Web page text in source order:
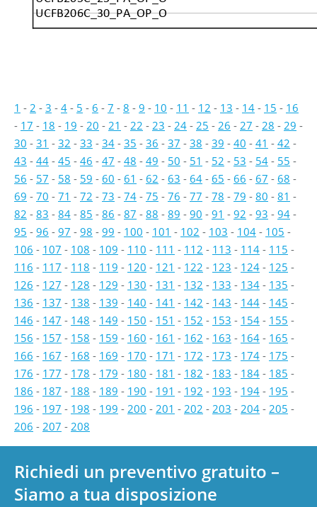
UCFB206C_30_PA_OP_O
1 - 2 - 3 - 4 - 5 - 6 - 7 - 8 - 9 - 10 - 11 - 12 - 13 - 14 - 15 - 16
- 17 - 18 - 19 - 20 - 21 - 22 - 23 - 24 - 25 - 26 - 27 - 28 - 29 -
30 - 31 - 32 - 33 - 34 - 35 - 36 - 37 - 38 - 39 - 40 - 41 - 42 -
43 - 44 - 45 - 46 - 47 - 48 - 49 - 50 - 51 - 52 - 53 - 54 - 55 -
56 - 57 - 58 - 59 - 60 - 61 - 62 - 63 - 64 - 65 - 66 - 67 - 68 -
69 - 70 - 71 - 72 - 73 - 74 - 75 - 76 - 77 - 78 - 79 - 80 - 81 -
82 - 83 - 84 - 85 - 86 - 87 - 88 - 89 - 90 - 91 - 92 - 93 - 94 -
95 - 96 - 97 - 98 - 99 - 100 - 101 - 102 - 103 - 104 - 105 -
106 - 107 - 108 - 109 - 110 - 111 - 112 - 113 - 114 - 115 -
116 - 117 - 118 - 119 - 120 - 121 - 122 - 123 - 124 - 125 -
126 - 127 - 128 - 129 - 130 - 131 - 132 - 133 - 134 - 135 -
136 - 137 - 138 - 139 - 140 - 141 - 142 - 143 - 144 - 145 -
146 - 147 - 148 - 149 - 150 - 151 - 152 - 153 - 154 - 155 -
156 - 157 - 158 - 159 - 160 - 161 - 162 - 163 - 164 - 165 -
166 - 167 - 168 - 169 - 170 - 171 - 172 - 173 - 174 - 175 -
176 - 177 - 178 - 179 - 180 - 181 - 182 - 183 - 184 - 185 -
186 - 187 - 188 - 189 - 190 - 191 - 192 - 193 - 194 - 195 -
196 - 197 - 198 - 199 - 200 - 201 - 202 - 203 - 204 - 205 -
206 - 207 - 208
Richiedi un preventivo gratuito –
Siamo a tua disposizione